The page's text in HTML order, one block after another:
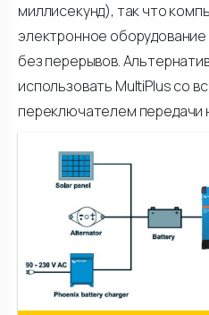
миллисекунд), так что
электронное
без перерывов.
использовать MultiPlus со
переключателем передачи